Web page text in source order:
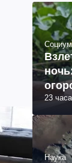
Социум
23
Наука